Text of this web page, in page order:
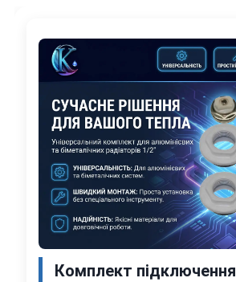
Комплект підключення